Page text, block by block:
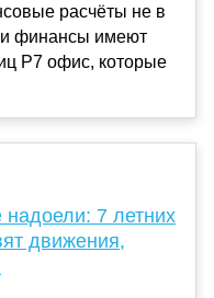
расчёты не в
финансы имеют
Р7 офис, которые
7 летних
движения,